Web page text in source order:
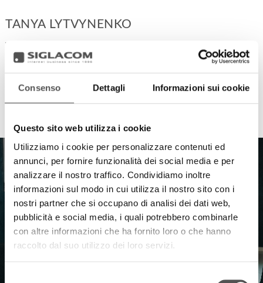
Consenso Dettagli Informazioni sui cookie
Questo sito web utilizza i cookie
Utilizziamo i cookie per personalizzare contenuti ed
annunci, per fornire funzionalità dei social media e per
analizzare il nostro traffico. Condividiamo inoltre
informazioni sul modo in cui utilizza il nostro sito con i
nostri partner che si occupano di analisi dei dati web,
pubblicità e social media, i quali potrebbero combinarle
con altre informazioni che ha fornito loro o che hanno
raccolto dal suo utilizzo dei loro servizi.
TANYA LYTVYNENKO